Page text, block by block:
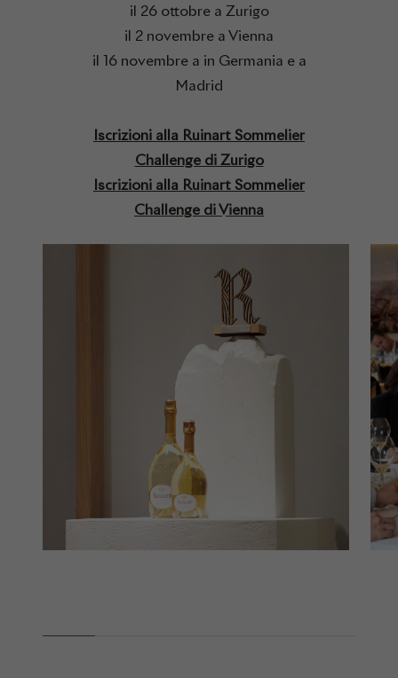
il 26 ottobre a Zurigo
il 2 novembre a Vienna
il 16 novembre a in Germania e a
Madrid
Iscrizioni alla Ruinart Sommelier
Challenge di Zurigo
Iscrizioni alla Ruinart Sommelier
Challenge di Vienna